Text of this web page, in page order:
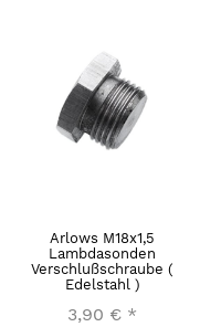
Arlows M18x1,5
Lambdasonden
Verschlußschraube (
Edelstahl )
3,90 € *